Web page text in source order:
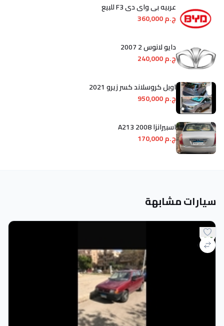
عربيه بى واى دى F3 للبيع
ج.م 360,000
دايو لانوس 2 2007
ج.م 240,000
اوبل كروسلاند كسر زيرو 2021
ج.م 950,000
اسبيرانزا A213 2008
ج.م 170,000
سيارات مشابهة